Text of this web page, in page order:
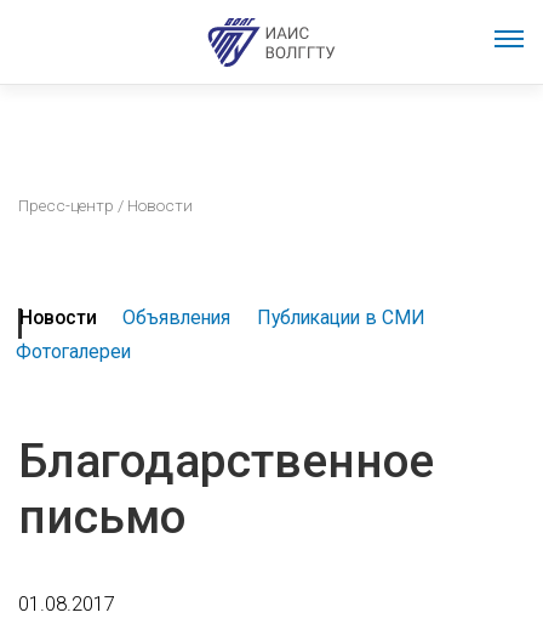
Пресс-центр / Новости
Новости Объявления
Публикации в СМИ
Фотогалереи
Благодарственное
письмо
01.08.2017